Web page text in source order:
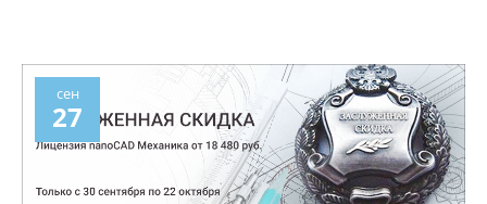
сен
27